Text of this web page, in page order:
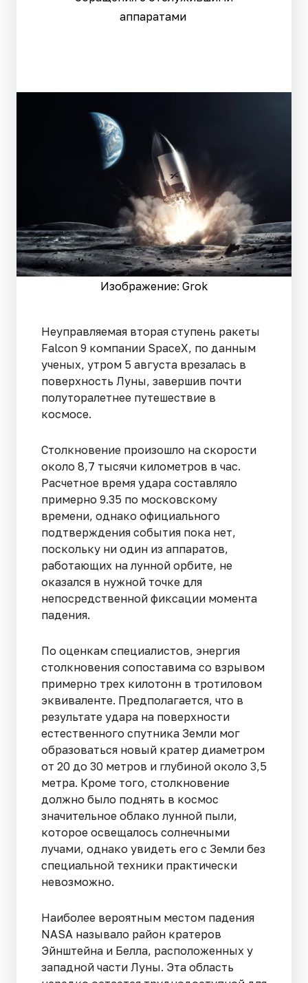
аппаратами
Изображение: Grok
Неуправляемая вторая ступень ракеты
Falcon 9 компании SpaceX, по данным
ученых, утром 5 августа врезалась в
поверхность Луны, завершив почти
полуторалетнее путешествие в
космосе.
Столкновение произошло на скорости
около 8,7 тысячи километров в час.
Расчетное время удара составляло
примерно 9.35 по московскому
времени, однако официального
подтверждения события пока нет,
поскольку ни один из аппаратов,
работающих на лунной орбите, не
оказался в нужной точке для
непосредственной фиксации момента
падения.
По оценкам специалистов, энергия
столкновения сопоставима со взрывом
примерно трех килотонн в тротиловом
эквиваленте. Предполагается, что в
результате удара на поверхности
естественного спутника Земли мог
образоваться новый кратер диаметром
от 20 до 30 метров и глубиной около 3,5
метра. Кроме того, столкновение
должно было поднять в космос
значительное облако лунной пыли,
которое освещалось солнечными
лучами, однако увидеть его с Земли без
специальной техники практически
невозможно.
Наиболее вероятным местом падения
NASA называло район кратеров
Эйнштейна и Белла, расположенных у
западной части Луны. Эта область